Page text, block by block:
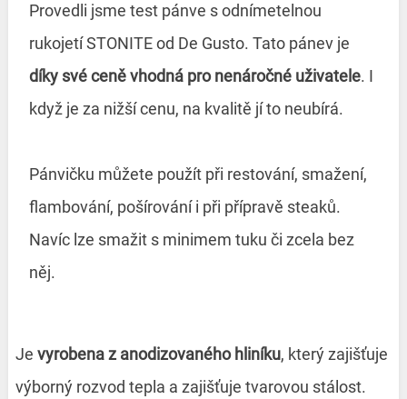
Provedli jsme test pánve s odnímetelnou
rukojetí STONITE od De Gusto. Tato pánev je
díky své ceně vhodná pro nenáročné uživatele. I
když je za nižší cenu, na kvalitě jí to neubírá.
Pánvičku můžete použít při restování, smažení,
flambování, pošírování i při přípravě steaků.
Navíc lze smažit s minimem tuku či zcela bez
něj.
Je vyrobena z anodizovaného hliníku, který zajišťuje
výborný rozvod tepla a zajišťuje tvarovou stálost.